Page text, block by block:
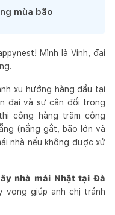
mùa bão
Mình là Vinh, đại
xu hướng hàng đầu tại
đại và sự cân đối trong
công hàng trăm công
(nắng gắt, bão lớn và
nhà nếu không được xử
nhà mái Nhật tại Đà
vọng giúp anh chị tránh